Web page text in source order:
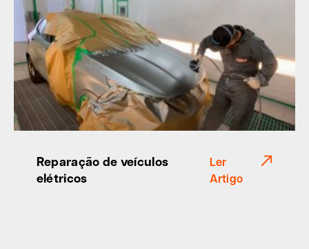
Reparação de veículos
elétricos
Ler
Artigo